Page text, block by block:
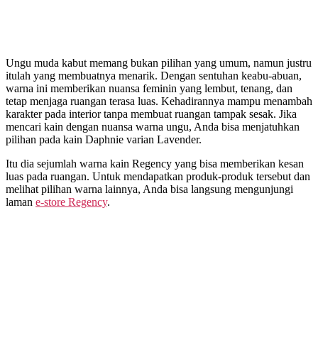
Ungu muda kabut memang bukan pilihan yang umum, namun justru
itulah yang membuatnya menarik. Dengan sentuhan keabu-abuan,
warna ini memberikan nuansa feminin yang lembut, tenang, dan
tetap menjaga ruangan terasa luas. Kehadirannya mampu menambah
karakter pada interior tanpa membuat ruangan tampak sesak. Jika
mencari kain dengan nuansa warna ungu, Anda bisa menjatuhkan
pilihan pada kain Daphnie varian Lavender.
Itu dia sejumlah warna kain Regency yang bisa memberikan kesan
luas pada ruangan. Untuk mendapatkan produk-produk tersebut dan
melihat pilihan warna lainnya, Anda bisa langsung mengunjungi
laman e-store Regency.